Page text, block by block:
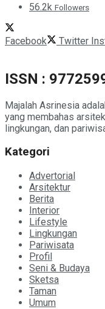
56.2k Followers
Facebook Twitter
ISSN :
Majalah Asrinesia
yang membahas
lingkungan, dan
Kategori
Advertorial
Arsitektur
Berita
Interior
Lifestyle
Lingkungan
Pariwisata
Profil
Seni & Budaya
Sketsa
Taman
Umum